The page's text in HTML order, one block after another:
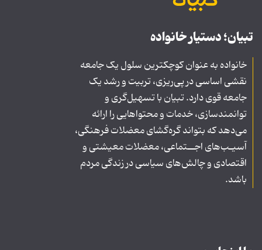
تبیان؛ دستیار خانواده
خانواده به عنوان کوچکترین سلول یک جامعه
نقشی اساسی در پی‌ریزی، تربیت و رشد یک
جامعه قوی دارد. تبیان با تسهیل‌گری و
توانمندسازی، خدمات و محتواهایی را ارائه
می‌دهد که بتواند گره‌گشای معضلات فرهنگی،
آسیـب‌های اجــتماعی، معضلات معیشتی و
اقتصادی و چالش‌های سیاسی در زندگی مردم
باشد.